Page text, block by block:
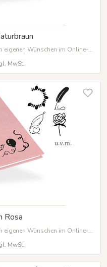
eigenen Wünschen im Online-
MwSt.
Rosa
eigenen Wünschen im Online-
MwSt.